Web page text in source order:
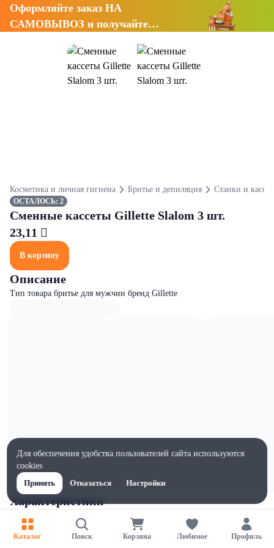
Оформляйте заказ НА
САМОВЫВОЗ и получайте
Косметика и личная гигиена Бритье и депиляция Станки и
ОСТАЛОСЬ: 2
Сменные кассеты Gillette Slalom 3 шт.
23,11 
В корзину
Описание
Тип товара бритье для мужчин бренд Gillette
Характеристики
Каталог Поиск Корзина Любимое Профиль
Для обеспечения удобства пользователей сайта используются
cookies
Принять
Отказаться Настройки